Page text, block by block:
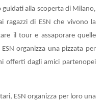
alla scoperta di Milano,
ragazzi di ESN che vivono la
il tour e assaporare quelle
organizza una pizzata per
offerti dagli amici partenopei
ESN organizza per loro una